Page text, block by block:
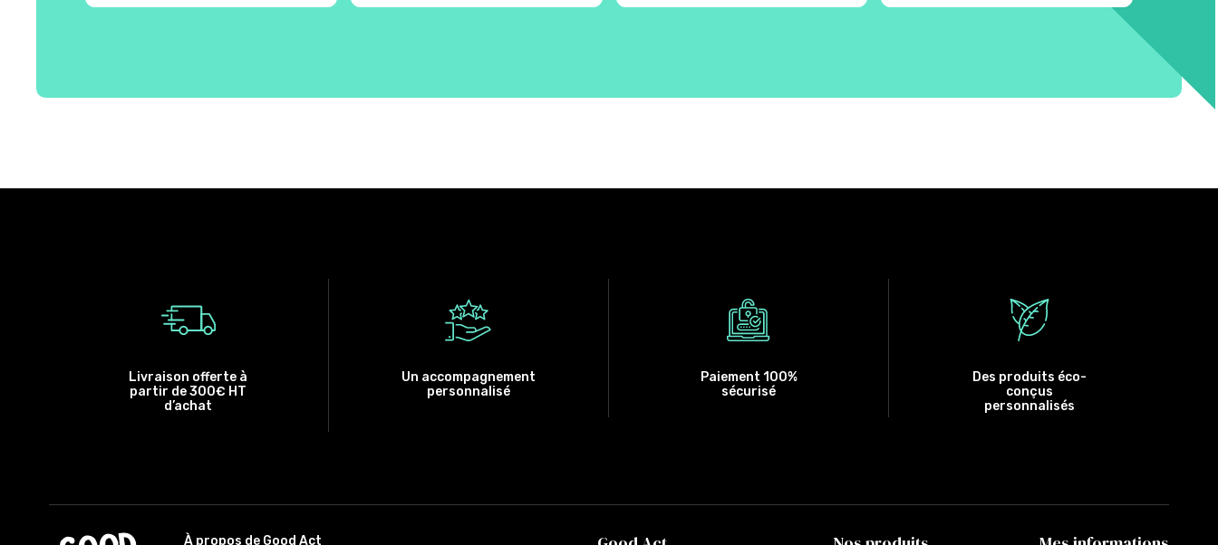
Livraison offerte à
partir de 300€ HT
d’achat
Un accompagnement
personnalisé
Paiement 100%
sécurisé
Des produits éco-
conçus
personnalisés
À propos de Good Act